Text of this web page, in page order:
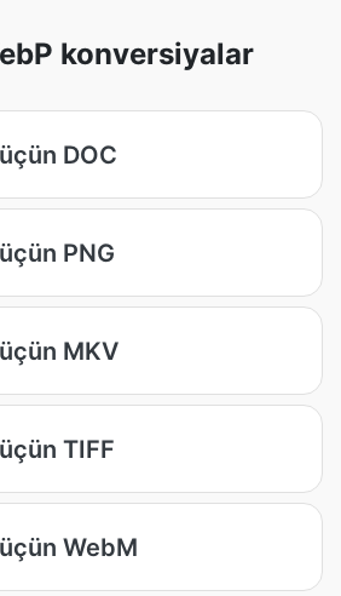
konversiyalar
DOC
PNG
MKV
TIFF
WebM